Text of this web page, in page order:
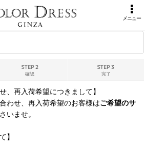
メニュー
STEP 2
確認
STEP 3
完了
、再入荷希望につきまして】
わせ、再入荷希望のお客様はご希望のサ
いませ。
】